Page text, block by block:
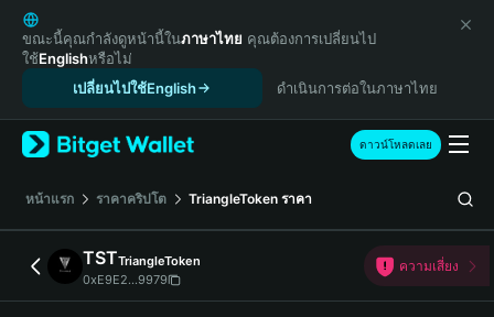
English
日本語
Tiếng Việt
Español (Latinoamérica)
Türkçe
Français
Deutsch
繁體中文
Português (Portugal)
ขณะนี้คุณกำลังดูหน้านี้ในภาษาไทย คุณต้องการเปลี่ยนไป
ใช้Englishหรือไม่
เปลี่ยนไปใช้English
ดำเนินการต่อในภาษาไทย
ดาวน์โหลดเลย
หน้าแรก ราคาคริปโต TriangleToken ราคา
TSTTriangleToken
0xE9E2...9979
ความเสี่ยง